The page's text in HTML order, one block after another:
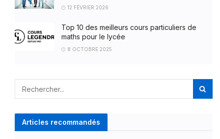
12 FÉVRIER 2026
Top 10 des meilleurs cours particuliers de
maths pour le lycée
8 OCTOBRE 2025
Articles recommandés